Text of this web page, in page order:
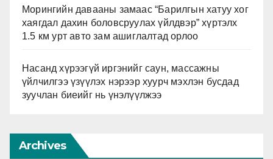
Морингийн давааны замаас “Барилгын хатуу хог
хаягдал дахин боловсруулах үйлдвэр” хүртэлх
1.5 км урт авто зам ашиглалтад орлоо
Насанд хүрээгүй иргэнийг саун, массажны
үйлчилгээ үзүүлэх нэрээр хуурч мэхлэн бусдад
зуучлан биеийг нь үнэлүүлжээ
Archives